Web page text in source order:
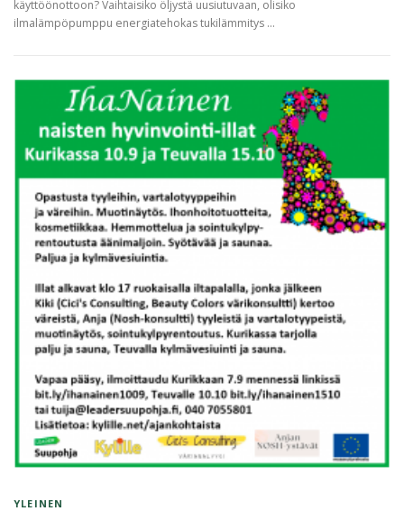
käyttöönottoon? Vaihtaisiko öljystä uusiutuvaan, olisiko
ilmalämpöpumppu energiatehokas tukilämmitys …
YLEINEN